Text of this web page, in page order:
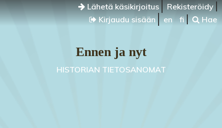
Lähetä käsikirjoitus
Rekisteröidy
Kirjaudu sisään
en fi Hae
Ennen ja nyt
HISTORIAN TIETOSANOMAT